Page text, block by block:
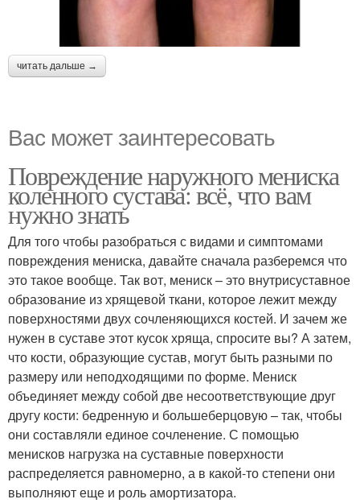
читать дальше →
Вас может заинтересовать
Повреждение наружного мениска
коленного сустава: всё, что вам
нужно знать
Для того чтобы разобраться с видами и симптомами
повреждения мениска, давайте сначала разберемся что
это такое вообще. Так вот, мениск – это внутрисуставное
образование из хрящевой ткани, которое лежит между
поверхностями двух сочленяющихся костей. И зачем же
нужен в суставе этот кусок хряща, спросите вы? А затем,
что кости, образующие сустав, могут быть разными по
размеру или неподходящими по форме. Мениск
объединяет между собой две несоответствующие друг
другу кости: бедренную и большеберцовую – так, чтобы
они составляли единое сочленение. С помощью
менисков нагрузка на суставные поверхности
распределяется равномерно, а в какой-то степени они
выполняют еще и роль амортизатора.